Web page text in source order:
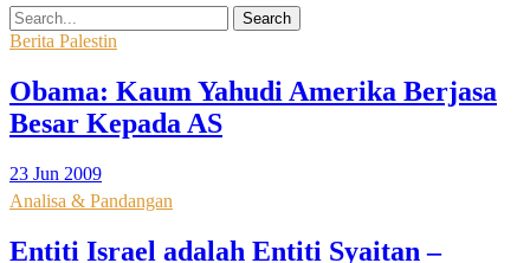
Search
Berita Palestin
Obama: Kaum Yahudi Amerika Berjasa
Besar Kepada AS
23 Jun 2009
Analisa & Pandangan
Entiti Israel adalah Entiti Syaitan –